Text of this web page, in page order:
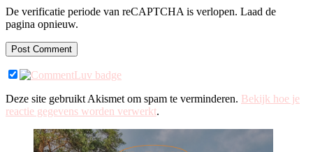
De verificatie periode van reCAPTCHA is verlopen. Laad de
pagina opnieuw.
Deze site gebruikt Akismet om spam te verminderen. Bekijk hoe je
reactie gegevens worden verwerkt.